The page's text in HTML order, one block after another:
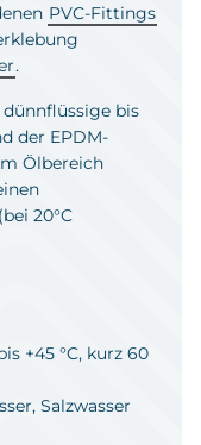
PVC-Fittings
.
bis
der EPDM-
Ölbereich
20°C
+45 °C, kurz 60
Salzwasser